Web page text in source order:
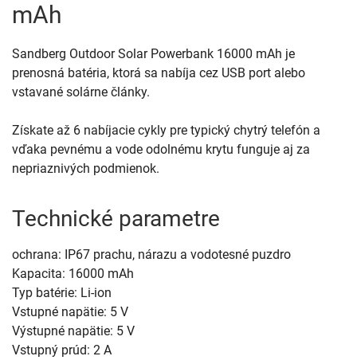
mAh
Sandberg Outdoor Solar Powerbank 16000 mAh je
prenosná batéria, ktorá sa nabíja cez USB port alebo
vstavané solárne články.
Získate až 6 nabíjacie cykly pre typický chytrý telefón a
vďaka pevnému a vode odolnému krytu funguje aj za
nepriaznivých podmienok.
Technické parametre
ochrana: IP67 prachu, nárazu a vodotesné puzdro
Kapacita: 16000 mAh
Typ batérie: Li-ion
Vstupné napätie: 5 V
Výstupné napätie: 5 V
Vstupný prúd: 2 A